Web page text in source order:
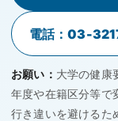
電話：03-
お願い： 大学の健康
年度や在籍区分等で
行き違いを避けるた